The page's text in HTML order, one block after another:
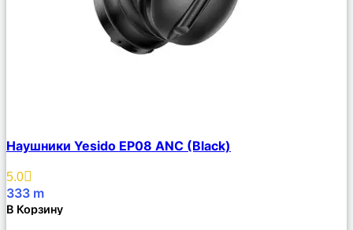
Описание
Избранное
Наушники Yesido EP08 ANC (Black)
5.0
333 m
В Корзину